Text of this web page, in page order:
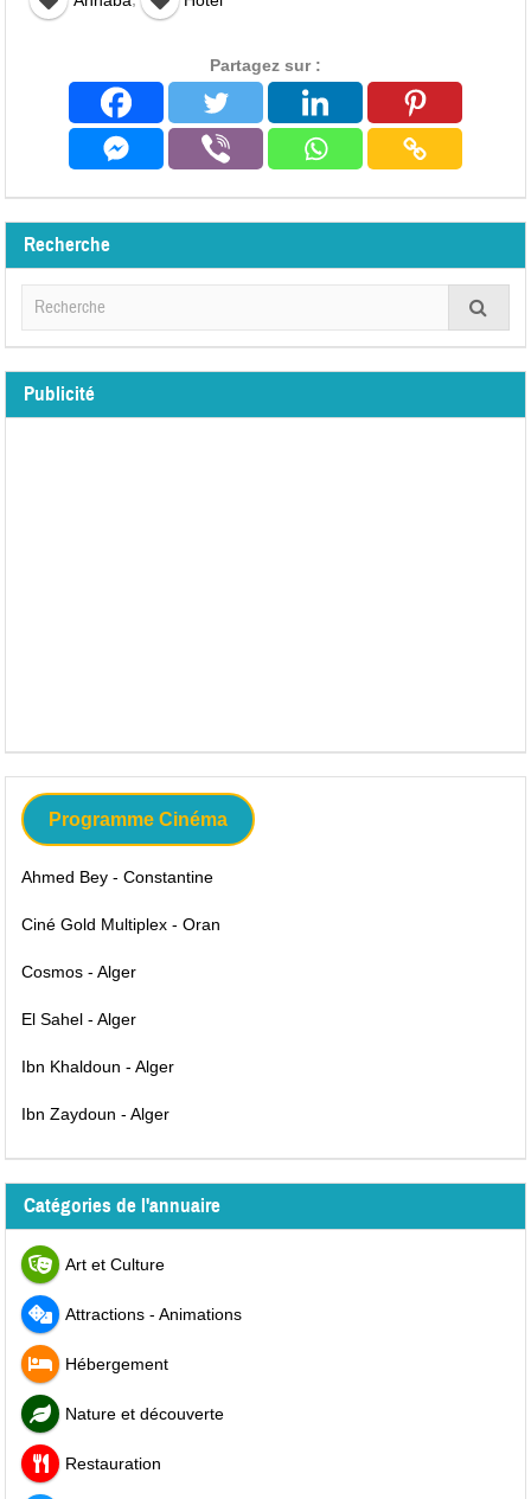
Partagez sur :
Recherche
Publicité
Programme Cinéma
Ahmed Bey - Constantine
Ciné Gold Multiplex - Oran
Cosmos - Alger
El Sahel - Alger
Ibn Khaldoun - Alger
Ibn Zaydoun - Alger
Catégories de l'annuaire
Art et Culture
Attractions - Animations
Hébergement
Nature et découverte
Restauration